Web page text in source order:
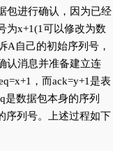
包进行确认，因为已经
为x+1(1可以修改为数
A自己的初始序列号，
认消息并准备建立连
，而ack=y+1是表
是数据包本身的序列
序列号。上述过程如下